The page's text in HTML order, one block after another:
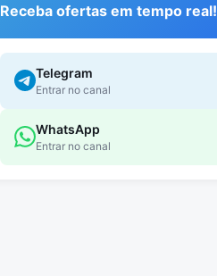
Receba ofertas em tempo real!
Telegram
Entrar no canal
WhatsApp
Entrar no canal